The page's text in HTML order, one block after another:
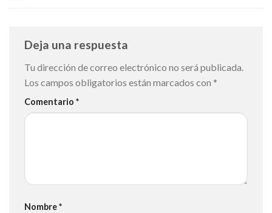
Deja una respuesta
Tu dirección de correo electrónico no será publicada.
Los campos obligatorios están marcados con *
Comentario *
Nombre*